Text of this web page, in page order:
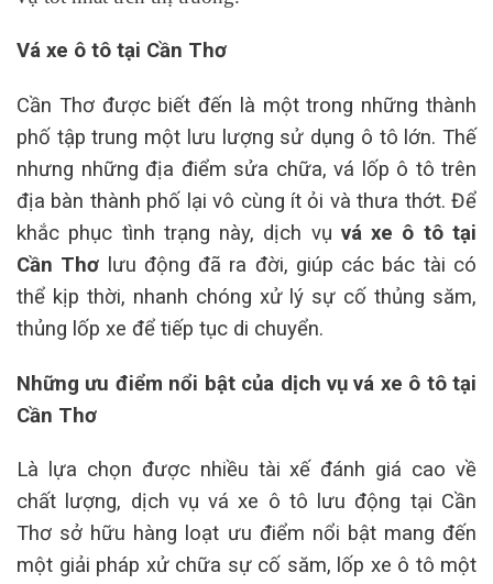
Vá xe ô tô tại Cần Thơ
Cần Thơ được biết đến là một trong những thành
phố tập trung một lưu lượng sử dụng ô tô lớn. Thế
nhưng những địa điểm sửa chữa, vá lốp ô tô trên
địa bàn thành phố lại vô cùng ít ỏi và thưa thớt. Để
khắc phục tình trạng này, dịch vụ vá xe ô tô tại
Cần Thơ lưu động đã ra đời, giúp các bác tài có
thể kịp thời, nhanh chóng xử lý sự cố thủng săm,
thủng lốp xe để tiếp tục di chuyển.
Những ưu điểm nổi bật của dịch vụ vá xe ô tô tại
Cần Thơ
Là lựa chọn được nhiều tài xế đánh giá cao về
chất lượng, dịch vụ vá xe ô tô lưu động tại Cần
Thơ sở hữu hàng loạt ưu điểm nổi bật mang đến
một giải pháp xử chữa sự cố săm, lốp xe ô tô một